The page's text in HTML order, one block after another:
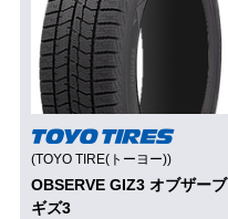
(TOYO TIRE(トーヨー))
OBSERVE GIZ3 オブザーブ
ギズ3